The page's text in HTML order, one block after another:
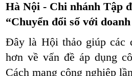
Hà Nội - Chi nhánh Tập
“Chuyển đổi số với
Đây là Hội thảo giúp các
hơn về vấn đề áp dụng
Cách mạng công nghiệp